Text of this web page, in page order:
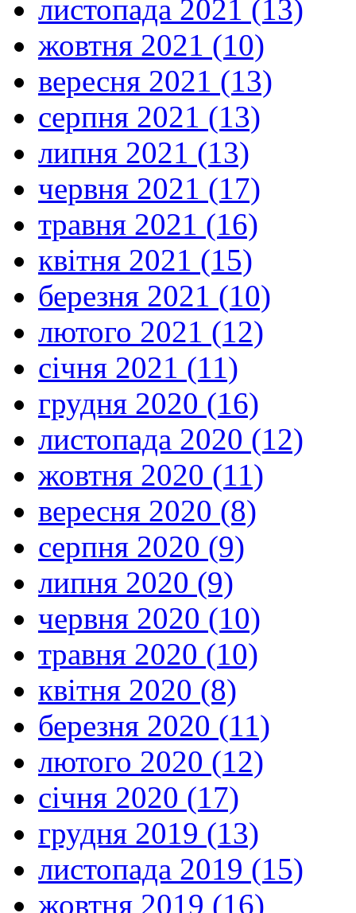
листопада 2021 (13)
жовтня 2021 (10)
вересня 2021 (13)
серпня 2021 (13)
липня 2021 (13)
червня 2021 (17)
травня 2021 (16)
квітня 2021 (15)
березня 2021 (10)
лютого 2021 (12)
січня 2021 (11)
грудня 2020 (16)
листопада 2020 (12)
жовтня 2020 (11)
вересня 2020 (8)
серпня 2020 (9)
липня 2020 (9)
червня 2020 (10)
травня 2020 (10)
квітня 2020 (8)
березня 2020 (11)
лютого 2020 (12)
січня 2020 (17)
грудня 2019 (13)
листопада 2019 (15)
жовтня 2019 (16)